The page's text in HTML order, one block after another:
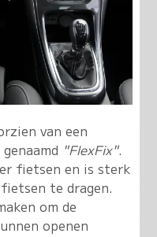
van een
"FlexFix".
fietsen en is sterk
te dragen.
om de
openen